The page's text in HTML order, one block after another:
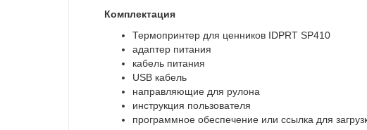
Комплектация
Термопринтер для ценников IDPRT SP410
адаптер питания
кабель питания
USB кабель
направляющие для рулона
инструкция пользователя
программное обеспечение или ссылка для